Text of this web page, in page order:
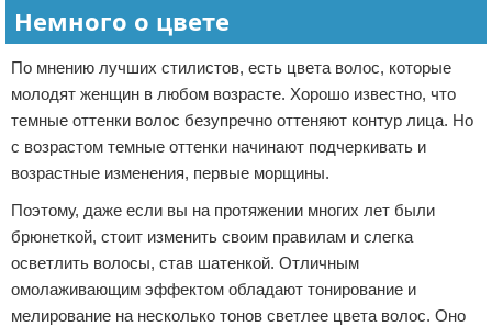
Немного о цвете
По мнению лучших стилистов, есть цвета волос, которые
молодят женщин в любом возрасте. Хорошо известно, что
темные оттенки волос безупречно оттеняют контур лица. Но
с возрастом темные оттенки начинают подчеркивать и
возрастные изменения, первые морщины.
Поэтому, даже если вы на протяжении многих лет были
брюнеткой, стоит изменить своим правилам и слегка
осветлить волосы, став шатенкой. Отличным
омолаживающим эффектом обладают тонирование и
мелирование на несколько тонов светлее цвета волос. Оно